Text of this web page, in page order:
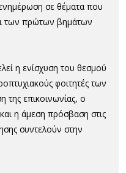
σε θέματα που
των πρώτων βημάτων
η ενίσχυση του θεσμού
φοιτητές των
της επικοινωνίας, ο
η άμεση πρόσβαση στις
συντελούν στην